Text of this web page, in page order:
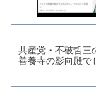
共産党・不破哲
善養寺の影向殿で